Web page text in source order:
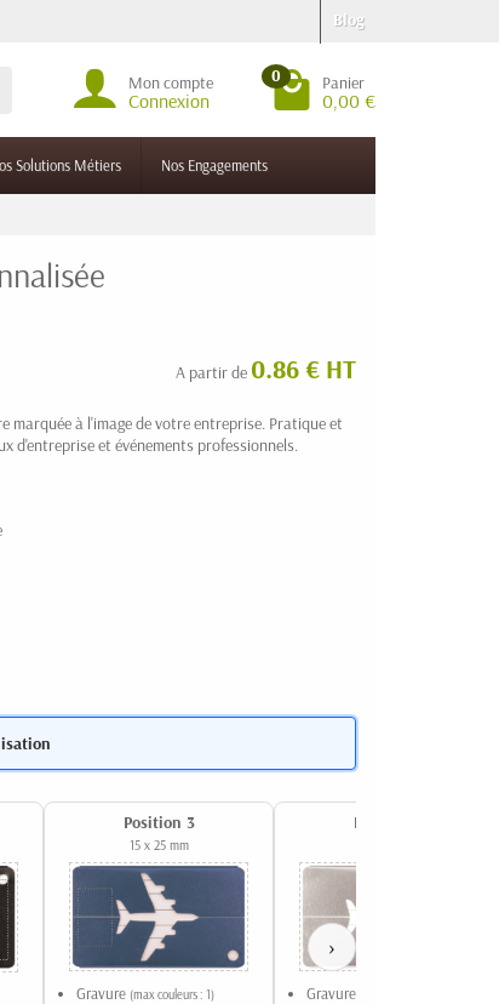
Blog
Mon compte
Connexion
0 Panier
0,00 €
Solutions Métiers Nos Engagements
A partir de 0.86 € HT
marquée à l'image de votre entreprise. Pratique et
d'entreprise et événements professionnels.
Position 3
15 x 25 mm
Gravure (max couleurs : 1)
Position 4
Gravure
›